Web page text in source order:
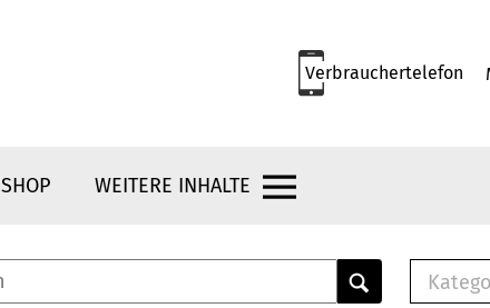
Verbrauchertelefon
SHOP WEITERE INHALTE